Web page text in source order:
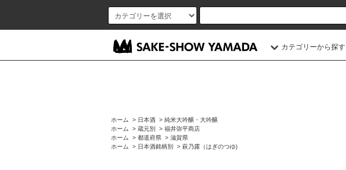
カテゴリーから探す
ホーム > 日本酒 >純米大吟醸・大吟醸
ホーム
>蔵元別 >福井弥平商店
ホーム
>都道府県 >滋賀県
ホーム
> 日本酒銘柄別 >萩乃露（はぎのつゆ)